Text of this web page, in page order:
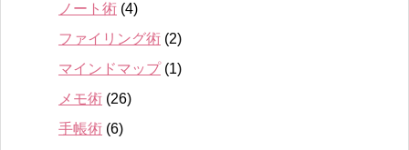
ノート術 (4)
ファイリング術 (2)
マインドマップ(1)
メモ術 (26)
手帳術 (6)